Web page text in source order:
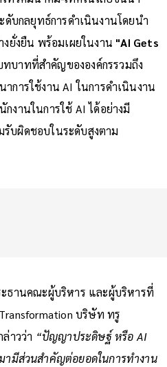
ดับกลยุทธ์การดำเนินงานโดยนำ
ยั่งยืน พร้อมเผยในงาน "AI Gets
บาทที่สำคัญขององค์กรรวมถึง
การใช้งาน AI ในการดำเนินงาน
งานในการใช้ AI ได้อย่างมี
บผิดชอบในระดับสูงตาม
ะธานคณะผู้บริหาร และผู้บริหารที่
บริษัท ทรู
าวว่า “ปัญญาประดิษฐ์ หรือ AI
ามีส่วนสำคัญต่อยอดในการทำงาน